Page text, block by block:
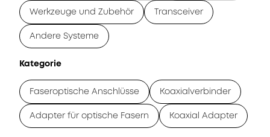
Werkzeuge und Zubehör Transceiver
Andere Systeme
Kategorie
Faseroptische Anschlüsse Koaxialverbinder
Adapter für optische Fasern Koaxial Adapter